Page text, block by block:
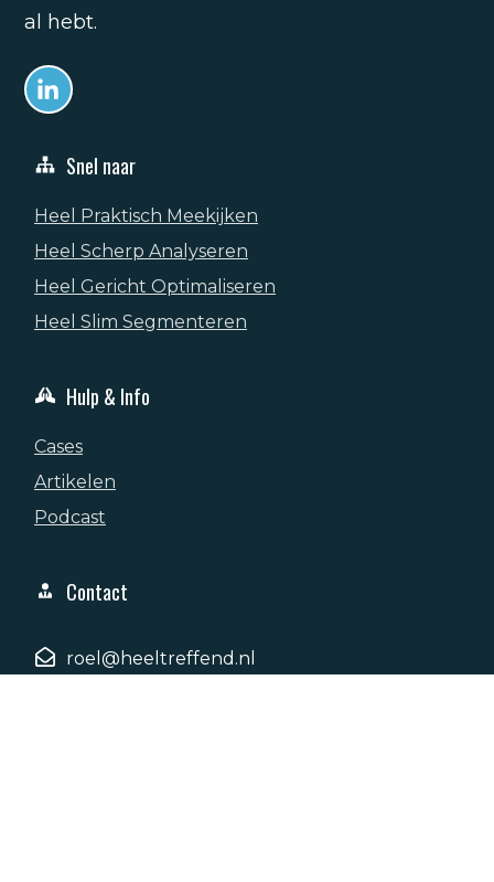
al hebt.
Snel naar
Heel Praktisch Meekijken
Heel Scherp Analyseren
Heel Gericht Optimaliseren
Heel Slim Segmenteren
Hulp & Info
Cases
Artikelen
Podcast
Contact
roel@heeltreffend.nl